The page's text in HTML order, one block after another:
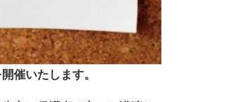
催いたします。